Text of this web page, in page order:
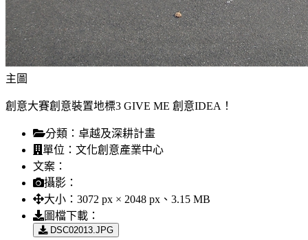
主圖
創意大賽創意裝置地標3 GIVE ME 創意IDEA！
分類： 卓越及深耕計畫
單位： 文化創意產業中心
文案：
攝影：
大小： 3072 px × 2048 px、3.15 MB
圖檔下載：
DSC02013.JPG